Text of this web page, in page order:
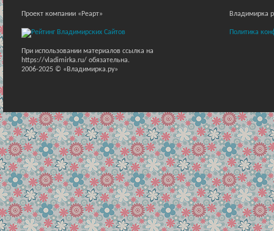
Проект компании «Реарт»
При использовании материалов ссылка на
https://vladimirka.ru/ обязательна.
2006-2025 © «Владимирка.ру»
Владимирка
Политика